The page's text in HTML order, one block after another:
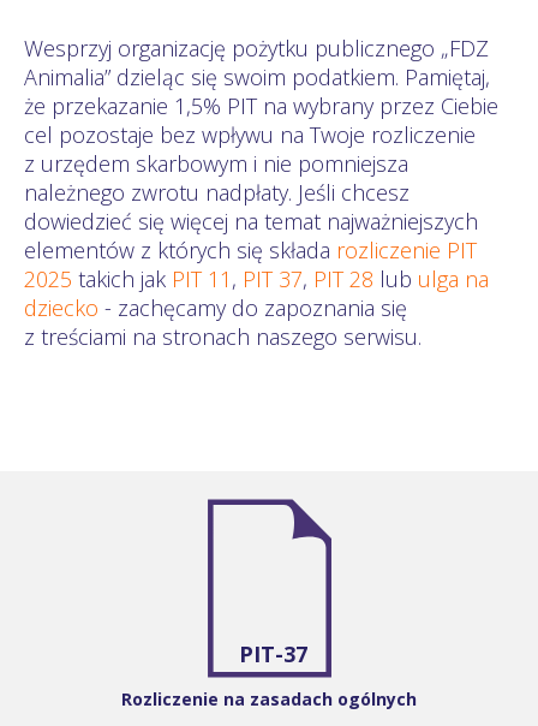
Wesprzyj organizację pożytku publicznego „FDZ
Animalia” dzieląc się swoim podatkiem. Pamiętaj,
że przekazanie 1,5% PIT na wybrany przez Ciebie
cel pozostaje bez wpływu na Twoje rozliczenie
z urzędem skarbowym i nie pomniejsza
należnego zwrotu nadpłaty. Jeśli chcesz
dowiedzieć się więcej na temat najważniejszych
elementów z których się składa rozliczenie PIT
2025 takich jak PIT 11 , PIT 37, PIT 28 lub ulga na
dziecko - zachęcamy do zapoznania się
z treściami na stronach naszego serwisu.
PIT-37
Rozliczenie na zasadach ogólnych